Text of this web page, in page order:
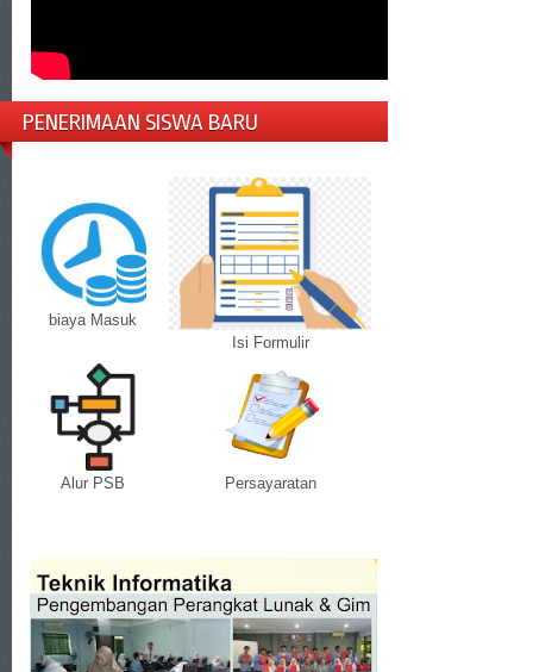
PENERIMAAN SISWA BARU
biaya Masuk
Isi Formulir
Alur PSB Persayaratan